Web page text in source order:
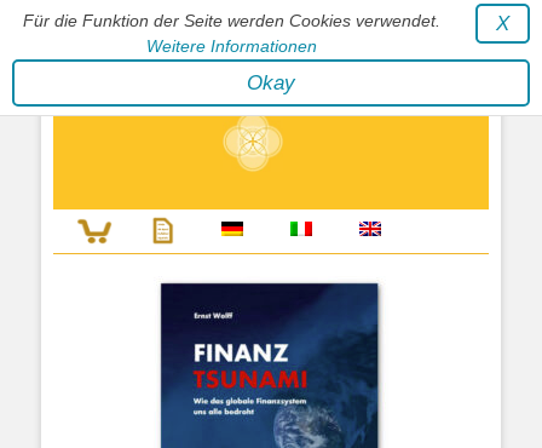
Für die Funktion der Seite werden Cookies verwendet.
Weitere Informationen
X
Okay
Stephan Wunderlich Verlag
Literatur zur Förderung der Gestaltfähigkeit des Lebens